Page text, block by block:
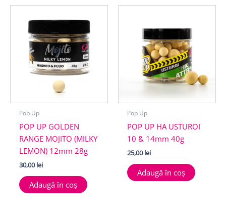
Pop Up
POP UP GOLDEN
RANGE MOJITO (MILKY
LEMON) 12mm 28g
30,00lei
Adaugă în coș
Pop Up
POP UP HA USTUROI
10 & 14mm 40g
25,00lei
Adaugă în coș